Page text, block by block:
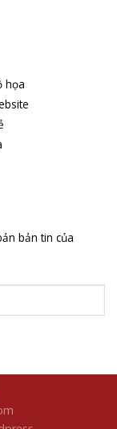
họa
bản tin của